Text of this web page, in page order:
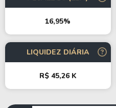
16,95%
LIQUIDEZ DIÁRIA
R$ 45,26 K